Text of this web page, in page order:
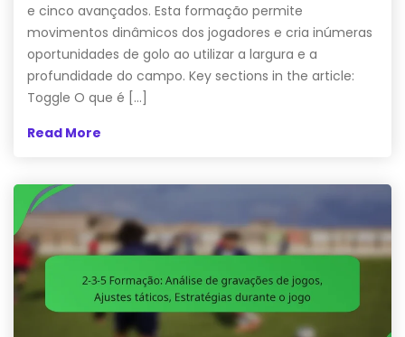
e cinco avançados. Esta formação permite
movimentos dinâmicos dos jogadores e cria inúmeras
oportunidades de golo ao utilizar a largura e a
profundidade do campo. Key sections in the article:
Toggle O que é […]
Read More